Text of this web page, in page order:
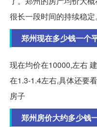
很长一段时间的持续稳定
郑州现在多少钱一个
现在均价在10000,左右
在1.3-1.4左右,具体还要
房子
郑州房价大约多少钱